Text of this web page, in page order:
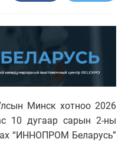
Минск хотноо 2026
10 дугаар сарын 2-ны
“ИННОПРОМ Беларусь”